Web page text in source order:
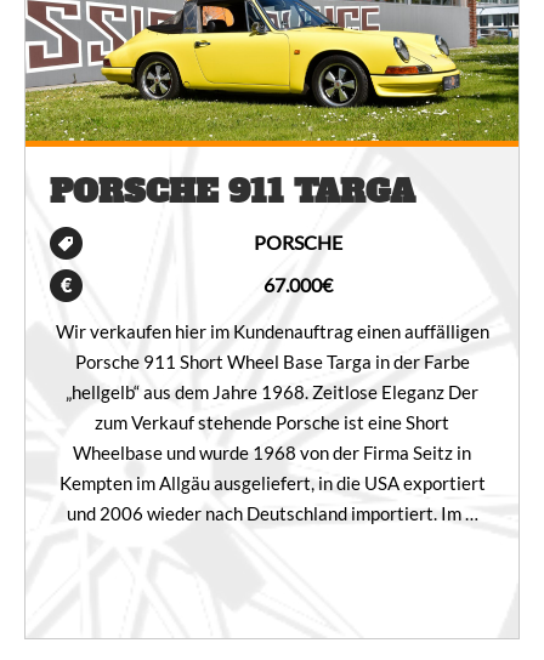
PORSCHE 911 TARGA
PORSCHE
67.000€
Wir verkaufen hier im Kundenauftrag einen auffälligen
Porsche 911 Short Wheel Base Targa in der Farbe
„hellgelb“ aus dem Jahre 1968. Zeitlose Eleganz Der
zum Verkauf stehende Porsche ist eine Short
Wheelbase und wurde 1968 von der Firma Seitz in
Kempten im Allgäu ausgeliefert, in die USA exportiert
und 2006 wieder nach Deutschland importiert. Im …